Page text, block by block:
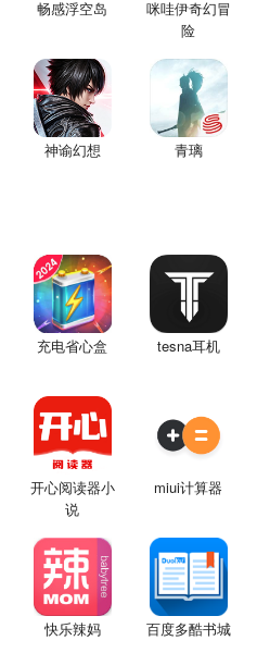
畅感浮空岛
咪哇伊奇幻冒
险
神谕幻想 青璃
充电省心盒 tesna耳机
开心阅读器小
说
miui计算器
快乐辣妈 百度多酷书城